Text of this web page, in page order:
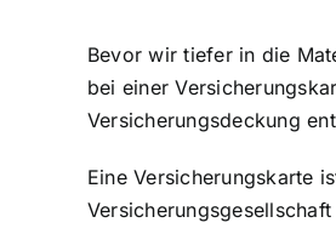
Bevor wir tiefer in die
bei einer
Versicherungsdeckung
EineVersicherungskarte